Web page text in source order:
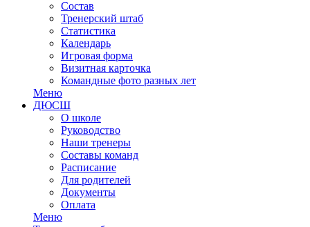
Состав
Тренерский штаб
Статистика
Календарь
Игровая форма
Визитная карточка
Командные фото разных лет
Меню
ДЮСШ
О школе
Руководство
Наши тренеры
Составы команд
Расписание
Для родителей
Документы
Оплата
Меню